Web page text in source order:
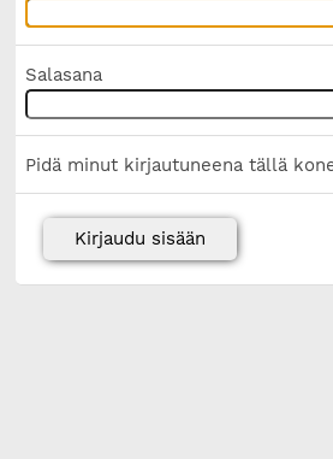
Salasana
Pidä minut kirjautuneena tällä